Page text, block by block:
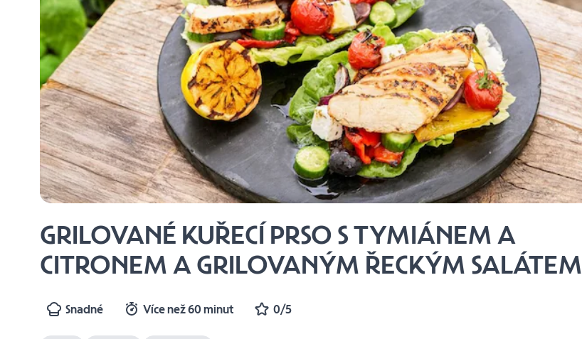
GRILOVANÉ KUŘECÍ PRSO S TYMIÁNEM A
CITRONEM A GRILOVANÝM ŘECKÝM SALÁTEM
Snadné Více než 60 minut 0/5